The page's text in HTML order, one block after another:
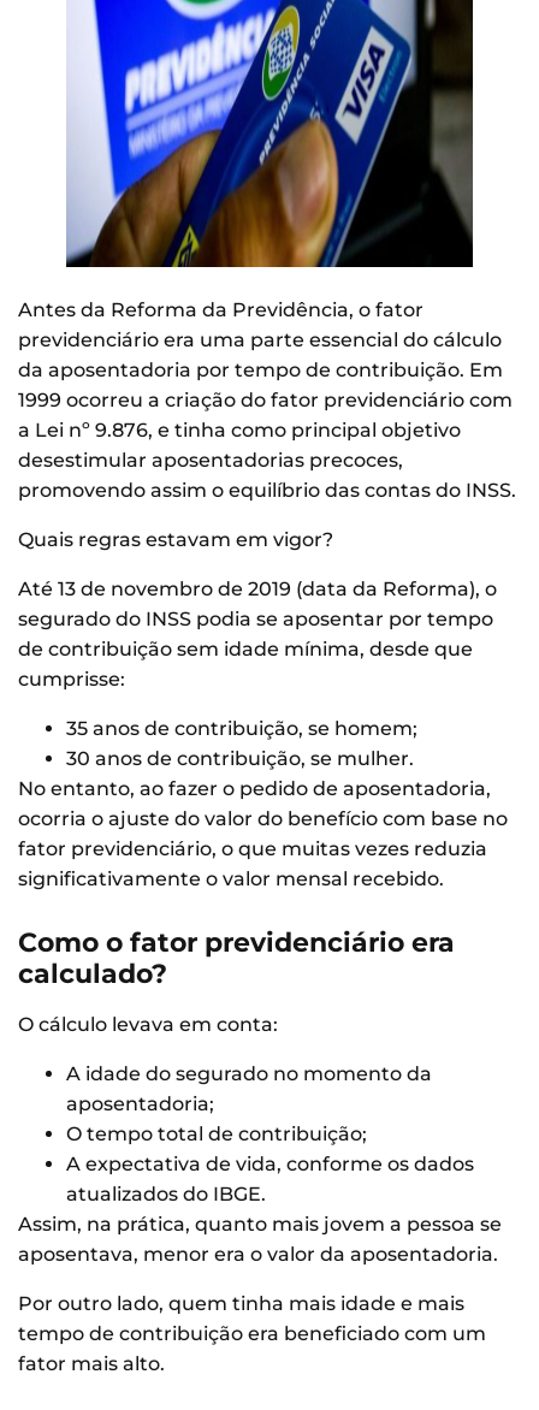
Antes da Reforma da Previdência, o fator
previdenciário era uma parte essencial do cálculo
da aposentadoria por tempo de contribuição. Em
1999 ocorreu a criação do fator previdenciário com
a Lei nº 9.876, e tinha como principal objetivo
desestimular aposentadorias precoces,
promovendo assim o equilíbrio das contas do INSS.
Quais regras estavam em vigor?
Até 13 de novembro de 2019 (data da Reforma), o
segurado do INSS podia se aposentar por tempo
de contribuição sem idade mínima, desde que
cumprisse:
35 anos de contribuição, se homem;
30 anos de contribuição, se mulher.
No entanto, ao fazer o pedido de aposentadoria,
ocorria o ajuste do valor do benefício com base no
fator previdenciário, o que muitas vezes reduzia
significativamente o valor mensal recebido.
Como o fator previdenciário era
calculado?
O cálculo levava em conta:
A idade do segurado no momento da
aposentadoria;
O tempo total de contribuição;
A expectativa de vida, conforme os dados
atualizados do IBGE.
Assim, na prática, quanto mais jovem a pessoa se
aposentava, menor era o valor da aposentadoria.
Por outro lado, quem tinha mais idade e mais
tempo de contribuição era beneficiado com um
fator mais alto.